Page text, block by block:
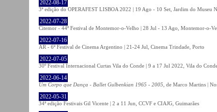
2022-08-17
3ª edição do OPERAFEST LISBOA 2022 | 19 Ago - 10 Set, Jardim do Museu
2022-07-28
Citemor - 44º Festival de Montemor-o-Velho | 28 Jul - 13 Ago, Montemor-o-
2022-07-16
AR - 6ª Festival de Cinema Argentino | 21-24 Jul, Cinema Trindade, Porto
2022-07-05
30º Festival Internacional Curtas Vila do Conde | 9 a 17 Jul 2022, Vila do
2022-06-14
Um Corpo que Dança - Ballet Gulbenkian 1965 - 2005 , de Marco Martins |
2022-05-31
34ª edição Festivais Gil Vicente | 2 a 11 Jun, CCVF e CIAJG, Guimarães